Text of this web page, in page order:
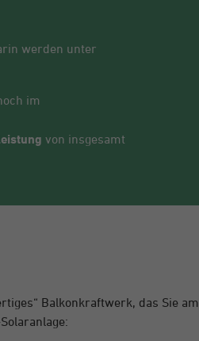
werden unter
im
von insgesamt
Balkonkraftwerk, das Sie am